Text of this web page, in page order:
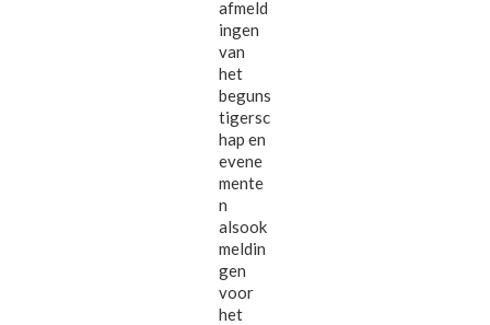
afmeld
ingen
van
het
beguns
tigersc
hap en
evene
mente
n
alsook
meldin
gen
voor
het